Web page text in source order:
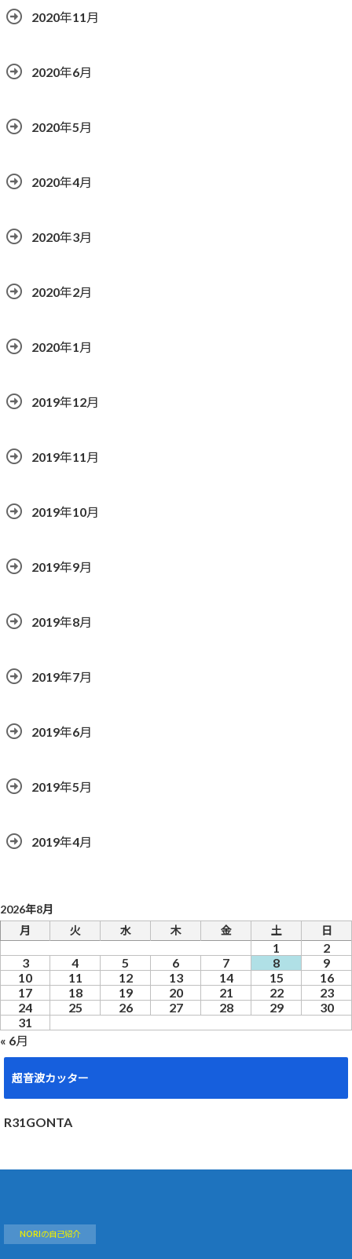
2020年11月
2020年6月
2020年5月
2020年4月
2020年3月
2020年2月
2020年1月
2019年12月
2019年11月
2019年10月
2019年9月
2019年8月
2019年7月
2019年6月
2019年5月
2019年4月
2026年8月
月
火 水 木 金 土 日
1
2
3
4 5 6 7 8
9
10
11 12 13 14 15
16
17
18 19 20 21 22
23
24
25 26 27 28 29
30
31
« 6月
超音波カッター
R31GONTA
NORIの自己紹介